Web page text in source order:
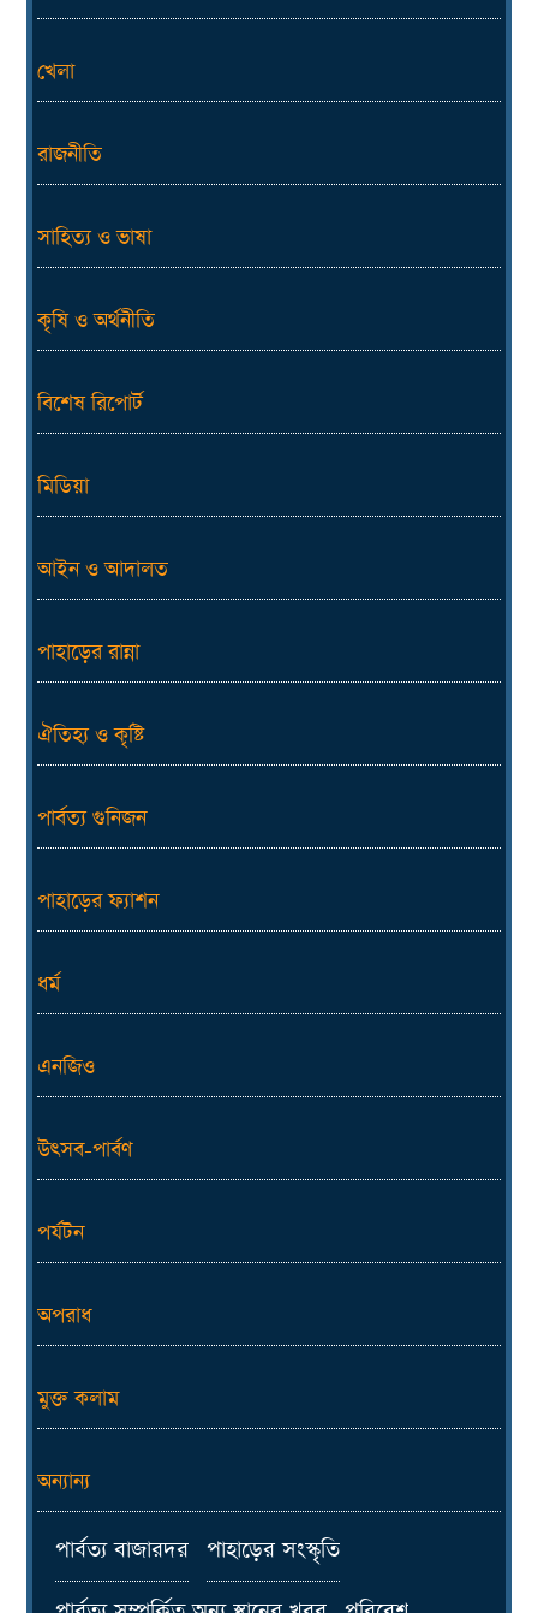
খেলা
রাজনীতি
সাহিত্য ও ভাষা
কৃষি ও অর্থনীতি
বিশেষ রিপোর্ট
মিডিয়া
আইন ও আদালত
পাহাড়ের রান্না
ঐতিহ্য ও কৃষ্টি
পার্বত্য গুনিজন
পাহাড়ের ফ্যাশন
ধর্ম
এনজিও
উৎসব-পার্বণ
পর্যটন
অপরাধ
মুক্ত কলাম
অন্যান্য
পার্বত্য বাজারদর পাহাড়ের সংস্কৃতি